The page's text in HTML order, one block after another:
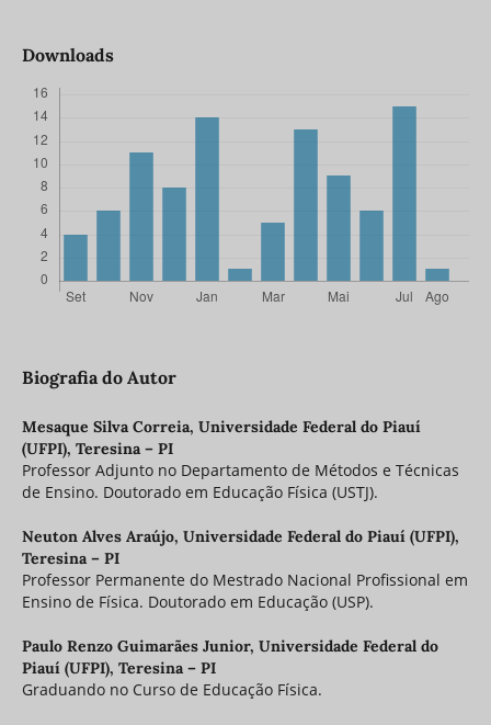
Downloads
Biografia do Autor
Mesaque Silva Correia, Universidade Federal do Piauí
(UFPI), Teresina – PI
Professor Adjunto no Departamento de Métodos e Técnicas
de Ensino. Doutorado em Educação Física (USTJ).
Neuton Alves Araújo, Universidade Federal do Piauí (UFPI),
Teresina – PI
Professor Permanente do Mestrado Nacional Profissional em
Ensino de Física. Doutorado em Educação (USP).
Paulo Renzo Guimarães Junior, Universidade Federal do
Piauí (UFPI), Teresina – PI
Graduando no Curso de Educação Física.